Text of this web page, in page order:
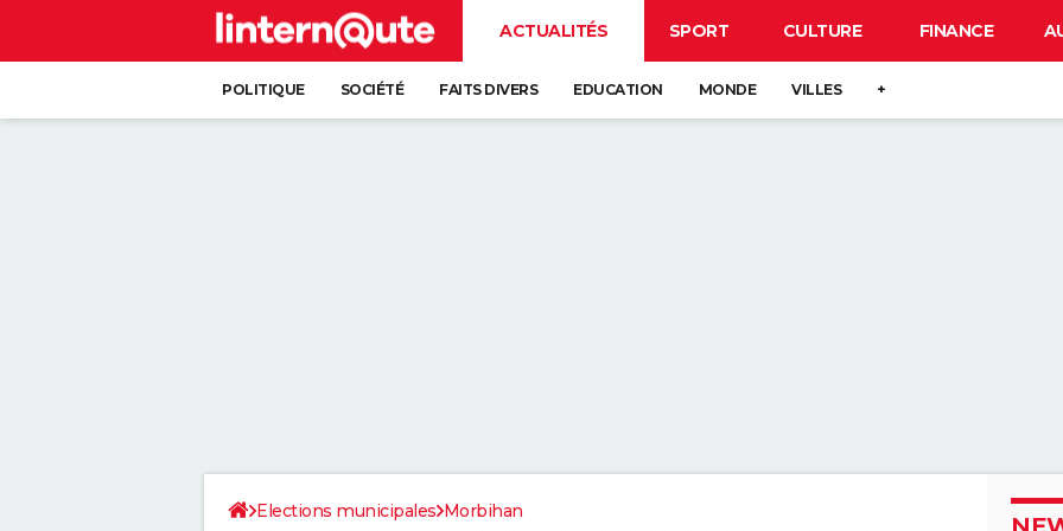
ACTUALITÉS SPORT CULTURE FINANCE
POLITIQUE SOCIÉTÉ FAITS DIVERS EDUCATION MONDE VILLES +
Elections municipales Morbihan